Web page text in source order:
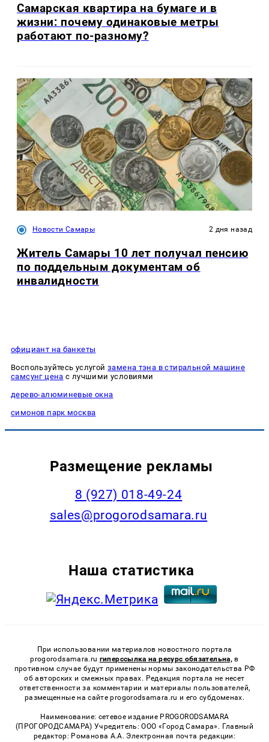
Самарская квартира на бумаге и в
жизни: почему одинаковые метры
работают по-разному?
Новости Самары 2 дня назад
Житель Самары 10 лет получал пенсию
по поддельным документам об
инвалидности
официант на банкеты
Воспользуйтесь услугой замена тэна в стиральной машине
самсунг цена с лучшими условиями
дерево-алюминевые окна
симонов парк москва
Размещение рекламы
8 (927) 018-49-24
sales@progorodsamara.ru
Наша статистика
При использовании материалов новостного портала
progorodsamara.ru гиперссылка на ресурс обязательна, в
противном случае будут применены нормы законодательства РФ
об авторских и смежных правах. Редакция портала не несет
ответственности за комментарии и материалы пользователей,
размещенные на сайте progorodsamara.ru и его субдоменах.
Наименование: сетевое издание PROGORODSAMARA
(ПРОГОРОДСАМАРА) Учредитель: ООО «Город Самара». Главный
редактор: Романова А.А. Электронная почта редакции: